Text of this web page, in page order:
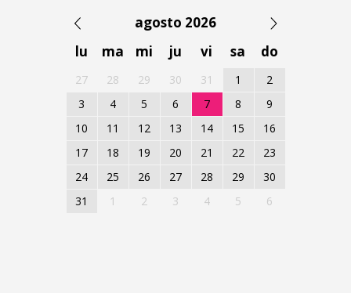
agosto 2026
lu
ma mi ju vi sa do
27 28 29 30 31 1
2
3
4 5 6 7 8
9
10
11 12 13 14 15
16
17
18 19 20 21 22
23
24
25 26 27 28 29
30
31
1 2 3 4 5 6